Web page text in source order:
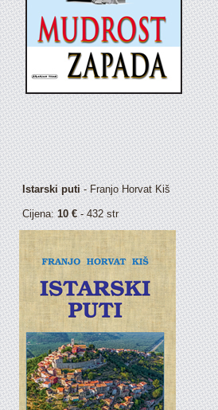
Istarski puti- Franjo Horvat Kiš
Cijena:10 €- 432 str